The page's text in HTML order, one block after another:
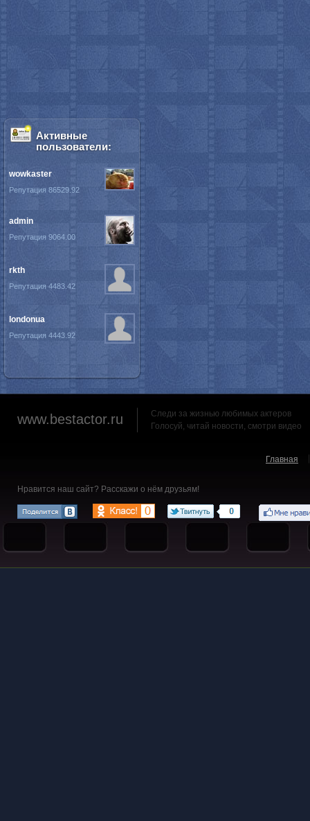
Активные
пользователи:
wowkaster
Репутация 86529.92
admin
Репутация 9064.00
rkth
Репутация 4483.42
londonua
Репутация 4443.92
www.bestactor.ru
Следи за жизнью любимых актеров
Голосуй, читай новости, смотри видео
Главная
Нравится наш сайт? Расскажи о нём друзьям!